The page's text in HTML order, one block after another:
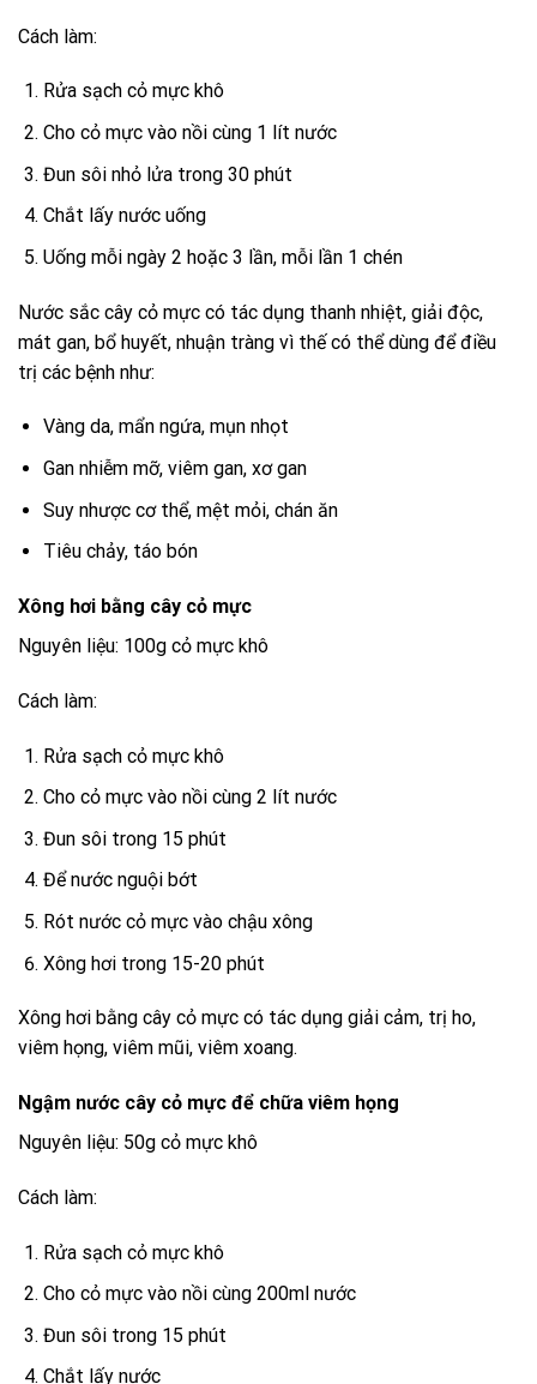
Cách làm:
Rửa sạch cỏ mực khô
Cho cỏ mực vào nồi cùng 1 lít nước
Đun sôi nhỏ lửa trong 30 phút
Chắt lấy nước uống
Uống mỗi ngày 2 hoặc 3 lần, mỗi lần 1 chén
Nước sắc cây cỏ mực có tác dụng thanh nhiệt, giải độc,
mát gan, bổ huyết, nhuận tràng vì thế có thể dùng để điều
trị các bệnh như:
Vàng da, mẩn ngứa, mụn nhọt
Gan nhiễm mỡ, viêm gan, xơ gan
Suy nhược cơ thể, mệt mỏi, chán ăn
Tiêu chảy, táo bón
Xông hơi bằng cây cỏ mực
Nguyên liệu: 100g cỏ mực khô
Cách làm:
Rửa sạch cỏ mực khô
Cho cỏ mực vào nồi cùng 2 lít nước
Đun sôi trong 15 phút
Để nước nguội bớt
Rót nước cỏ mực vào chậu xông
Xông hơi trong 15-20 phút
Xông hơi bằng cây cỏ mực có tác dụng giải cảm, trị ho,
viêm họng, viêm mũi, viêm xoang.
Ngậm nước cây cỏ mực để chữa viêm họng
Nguyên liệu: 50g cỏ mực khô
Cách làm:
Rửa sạch cỏ mực khô
Cho cỏ mực vào nồi cùng 200ml nước
Đun sôi trong 15 phút
Chắt lấy nước